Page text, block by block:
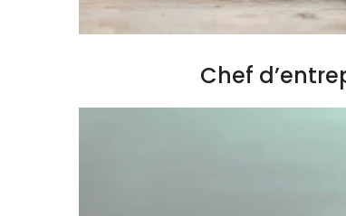
Chef